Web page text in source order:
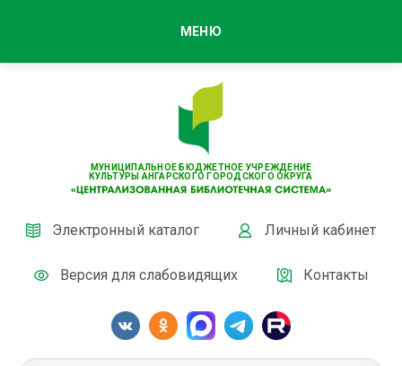
МУНИЦИПАЛЬНОЕ БЮДЖЕТНОЕ УЧРЕЖДЕНИЕ
КУЛЬТУРЫ АНГАРСКОГО ГОРОДСКОГО ОКРУГА
Электронный каталог Личный кабинет
Версия для слабовидящих Контакты
МЕНЮ